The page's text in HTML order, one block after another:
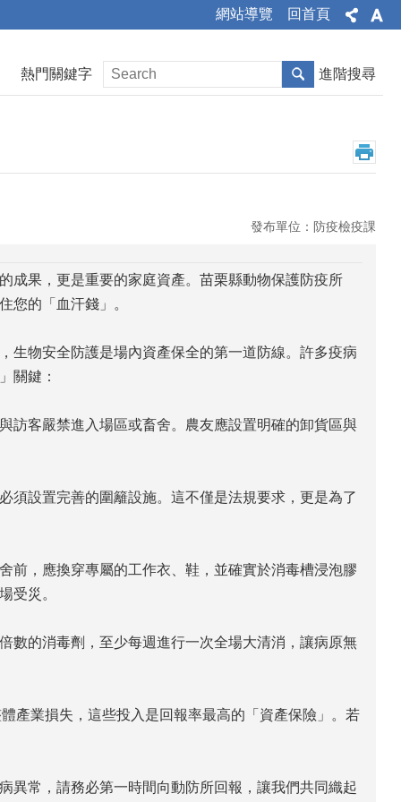
網站導覽 回首頁
熱門關鍵字 進階搜尋
發布單位：防疫檢疫課
成果，更是重要的家庭資產。苗栗縣動物保護防疫所
您的「血汗錢」。
生物安全防護是場內資產保全的第一道防線。許多疫病
關鍵：
訪客嚴禁進入場區或畜舍。農友應設置明確的卸貨區與
須設置完善的圍籬設施。這不僅是法規要求，更是為了
前，應換穿專屬的工作衣、鞋，並確實於消毒槽浸泡膠
受災。
數的消毒劑，至少每週進行一次全場大清消，讓病原無
產業損失，這些投入是回報率最高的「資產保險」。若
異常，請務必第一時間向動防所回報，讓我們共同織起